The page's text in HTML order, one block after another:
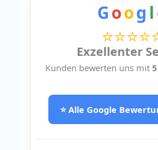
Goog l
Exzellenter
Kunden bewerten uns mit
⭐ Alle Google